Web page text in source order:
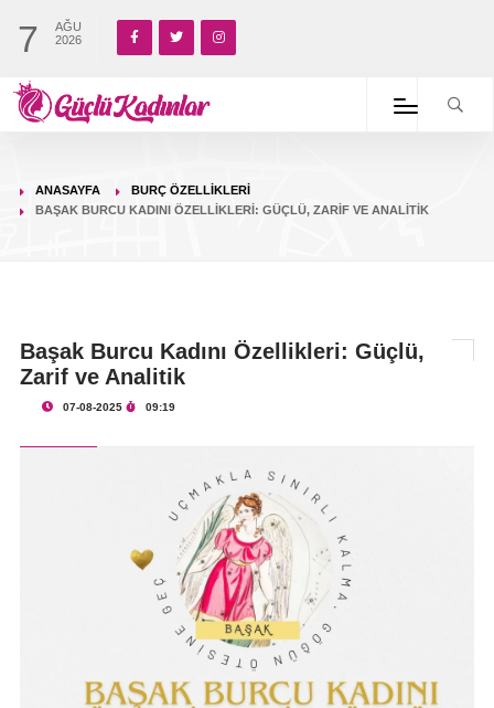
7
AĞU
2026
ANASAYFA
BURÇ ÖZELLIKLERI
BAŞAK BURCU KADINI ÖZELLIKLERI: GÜÇLÜ, ZARIF VE ANALITIK
Başak Burcu Kadını Özellikleri: Güçlü,
Zarif ve Analitik
07-08-2025 09:19